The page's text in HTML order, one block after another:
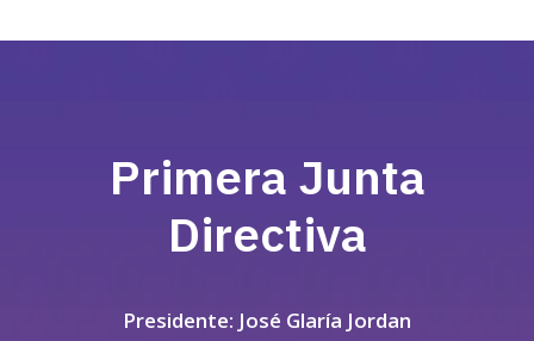
Primera Junta
Directiva
Presidente: José Glaría Jordan